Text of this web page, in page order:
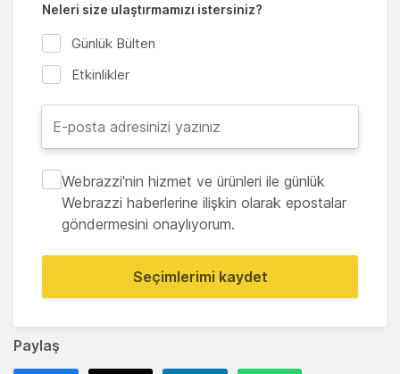
Paylaş
Neleri size ulaştırmamızı istersiniz?
Günlük Bülten
Etkinlikler
Webrazzi'nin hizmet ve ürünleri ile günlük
Webrazzi haberlerine ilişkin olarak epostalar
göndermesini onaylıyorum.
Seçimlerimi kaydet